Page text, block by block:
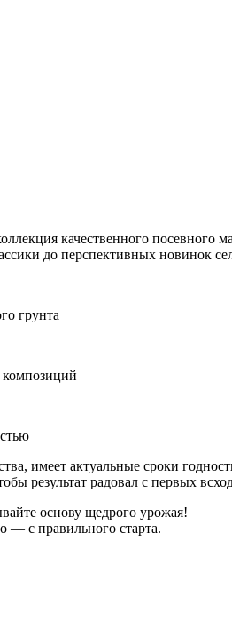
качественного посевного
до перспективных новинок
грунта
имеет актуальные сроки
результат радовал с первых
основу щедрого урожая!
— с правильного старта.